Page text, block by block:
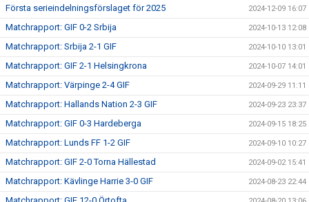
Första serieindelningsförslaget för 2025 2024-12-09 16:07
Matchrapport: GIF 0-2 Srbija 2024-10-13 12:08
Matchrapport: Srbija 2-1 GIF 2024-10-10 13:01
Matchrapport: GIF 2-1 Helsingkrona 2024-10-07 14:01
Matchrapport: Värpinge 2-4 GIF 2024-09-29 11:11
Matchrapport: Hallands Nation 2-3 GIF 2024-09-23 23:37
Matchrapport: GIF 0-3 Hardeberga 2024-09-15 18:25
Matchrapport: Lunds FF 1-2 GIF 2024-09-10 10:27
Matchrapport: GIF 2-0 Torna Hällestad 2024-09-02 15:41
Matchrapport: Kävlinge Harrie 3-0 GIF 2024-08-23 22:44